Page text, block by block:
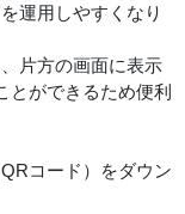
運用しやすくなり
片方の画面に表示
とができるため便利
コード）をダウン